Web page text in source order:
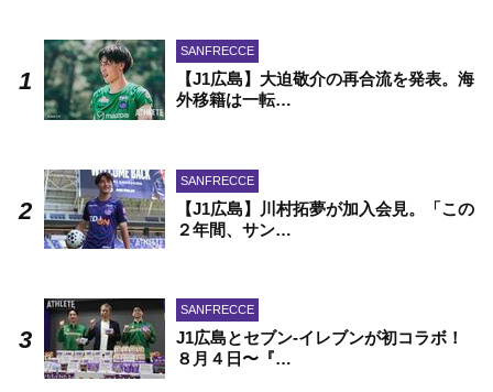
SANFRECCE
【J1広島】大迫敬介の再合流を発表。海
外移籍は一転…
SANFRECCE
【J1広島】川村拓夢が加入会見。「この
２年間、サン…
SANFRECCE
J1広島とセブン-イレブンが初コラボ！
８月４日〜『…